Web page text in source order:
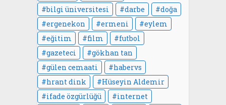
bilgi üniversitesi
darbe
doğa
ergenekon
ermeni
eylem
eğitim
film
futbol
gazeteci
gökhan tan
gülen cemaati
habervs
hrant dink
Hüseyin Aldemir
ifade özgürlüğü
internet